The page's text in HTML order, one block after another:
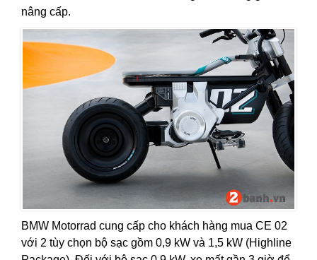
nâng cấp.
BMW Motorrad cung cấp cho khách hàng mua CE 02
với 2 tùy chọn bộ sạc gồm 0,9 kW và 1,5 kW (Highline